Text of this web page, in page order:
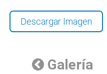
Descargar Imagen
Galería